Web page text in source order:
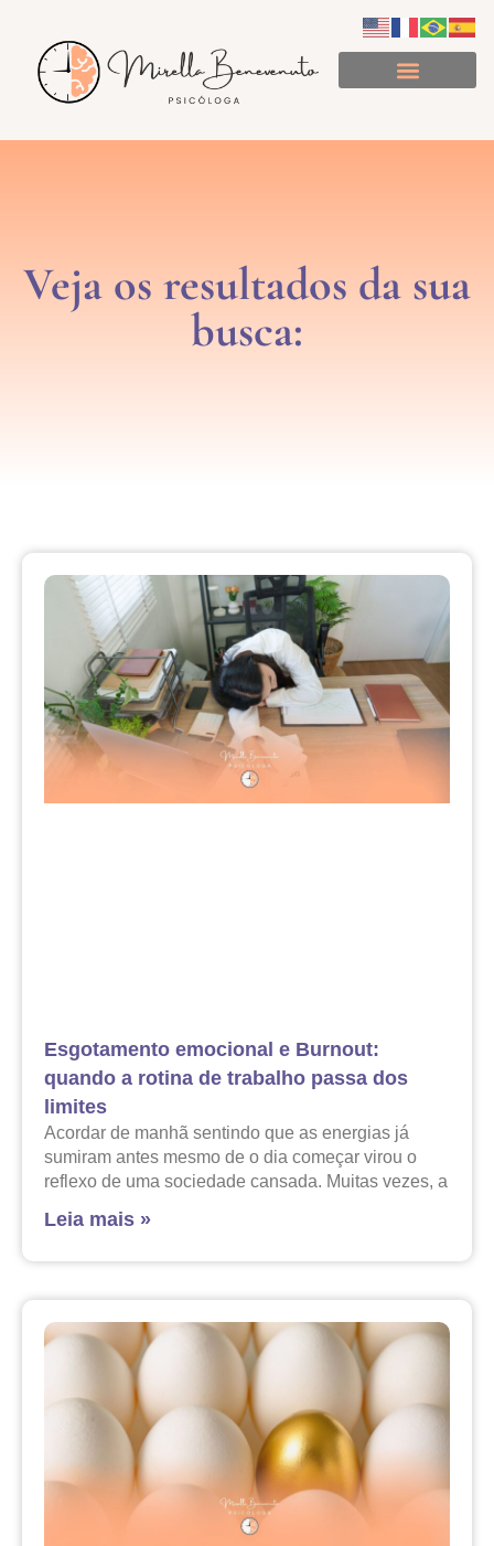
Veja os resultados da sua
busca:
Esgotamento emocional e Burnout:
quando a rotina de trabalho passa dos
limites
Acordar de manhã sentindo que as energias já
sumiram antes mesmo de o dia começar virou o
reflexo de uma sociedade cansada. Muitas vezes, a
Leia mais »